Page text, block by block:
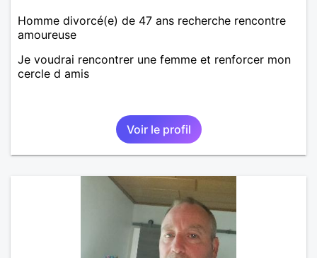
Homme divorcé(e) de 47 ans recherche rencontre
amoureuse
Je voudrai rencontrer une femme et renforcer mon
cercle d amis
Voir le profil